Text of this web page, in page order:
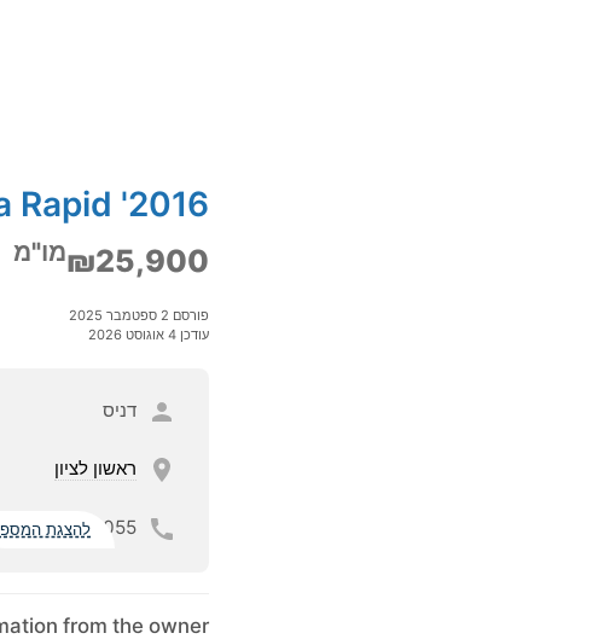
2016' Skoda Rapid
₪25,900מו"מ
פורסם 2 ספטמבר 2025
עודכן 4 אוגוסט 2026
דניס
ראשון לציון
055 להצגת
from the owner